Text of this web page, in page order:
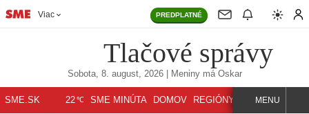
Viac PREDPLATNÉ
Tlačové správy
Sobota, 8. august, 2026| Meniny má Oskar
SME.SK 22℃ SME MINÚTA DOMOV REGIÓNY INDEX SVET
MENU